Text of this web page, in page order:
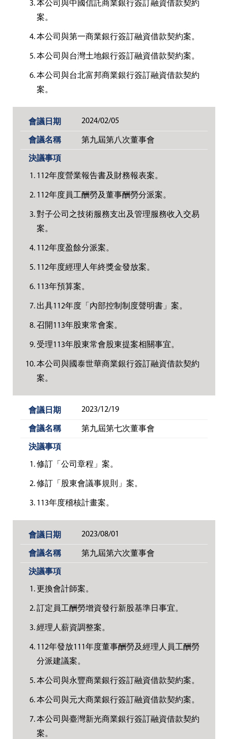
本公司與中國信託商業銀行簽訂融資借款契約
案。
本公司與第一商業銀行簽訂融資借款契約案。
本公司與台灣土地銀行簽訂融資借款契約案。
本公司與台北富邦商業銀行簽訂融資借款契約
案。
2024/02/05
第九屆第八次董事會
112年度營業報告書及財務報表案。
112年度員工酬勞及董事酬勞分派案。
對子公司之技術服務支出及管理服務收入交易
案。
112年度盈餘分派案。
112年度經理人年終獎金發放案。
113年預算案。
出具112年度「內部控制制度聲明書」案。
召開113年股東常會案。
受理113年股東常會股東提案相關事宜。
本公司與國泰世華商業銀行簽訂融資借款契約
案。
2023/12/19
第九屆第七次董事會
修訂「公司章程」案。
修訂「股東會議事規則」案。
113年度稽核計畫案。
2023/08/01
第九屆第六次董事會
更換會計師案。
訂定員工酬勞增資發行新股基準日事宜。
經理人薪資調整案。
112年發放111年度董事酬勞及經理人員工酬勞
分派建議案。
本公司與永豐商業銀行簽訂融資借款契約案。
本公司與元大商業銀行簽訂融資借款契約案。
本公司與臺灣新光商業銀行簽訂融資借款契約
案。